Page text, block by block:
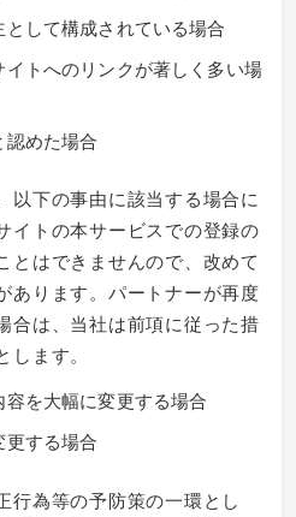
して構成されている場合
トへのリンクが著しく多い場
めた場合
以下の事由に該当する場合に
イトの本サービスでの登録の
とはできませんので、改めて
あります。パートナーが再度
合は、当社は前項に従った措
ます。
を大幅に変更する場合
する場合
行為等の予防策の一環とし